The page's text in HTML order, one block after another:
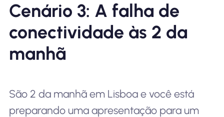
Cenário 3: A falha de
conectividade às 2 da
manhã
São 2 da manhã em Lisboa e você está
preparando uma apresentação para um